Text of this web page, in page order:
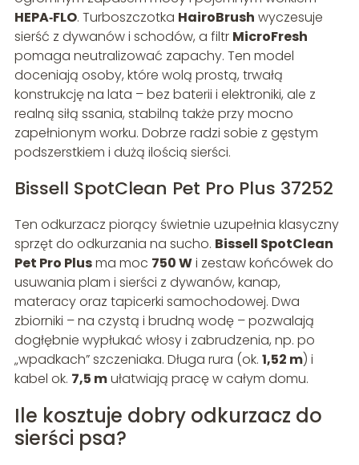
HEPA‑FLO. Turboszczotka HairoBrush wyczesuje
sierść z dywanów i schodów, a filtr MicroFresh
pomaga neutralizować zapachy. Ten model
doceniają osoby, które wolą prostą, trwałą
konstrukcję na lata – bez baterii i elektroniki, ale z
realną siłą ssania, stabilną także przy mocno
zapełnionym worku. Dobrze radzi sobie z gęstym
podszerstkiem i dużą ilością sierści.
Bissell SpotClean Pet Pro Plus 37252
Ten odkurzacz piorący świetnie uzupełnia klasyczny
sprzęt do odkurzania na sucho. Bissell SpotClean
Pet Pro Plusma moc 750 Wi zestaw końcówek do
usuwania plam i sierści z dywanów, kanap,
materacy oraz tapicerki samochodowej. Dwa
zbiorniki – na czystą i brudną wodę – pozwalają
dogłębnie wypłukać włosy i zabrudzenia, np. po
„wpadkach” szczeniaka. Długa rura (ok. 1,52 m) i
kabel ok. 7,5 mułatwiają pracę w całym domu.
Ile kosztuje dobry odkurzacz do
sierści psa?